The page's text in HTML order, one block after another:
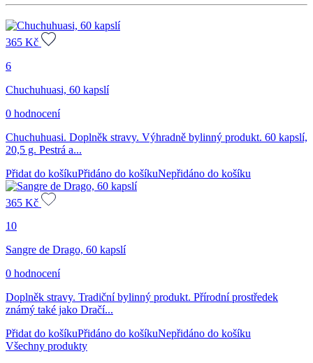
365 Kč
6
Chuchuhuasi, 60 kapslí
0 hodnocení
Chuchuhuasi. Doplněk stravy. Výhradně bylinný produkt. 60 kapslí,
20,5 g. Pestrá a...
Přidat do košíkuPřidáno do košíkuNepřidáno do košíku
365 Kč
10
Sangre de Drago, 60 kapslí
0 hodnocení
Doplněk stravy. Tradiční bylinný produkt. Přírodní prostředek
známý také jako Dračí...
Přidat do košíkuPřidáno do košíkuNepřidáno do košíku
Všechny produkty